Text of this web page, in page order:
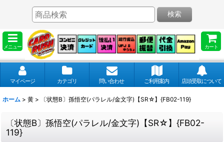
メニュー カート
検索
マイページ カテゴリ 問い合わせ ご利用案内 店頭受取について
ホーム > 黄 > 〔状態B〕孫悟空(パラレル/金文字)【SR☆】{FB02-119}
〔状態B〕孫悟空(パラレル/金文字)【SR☆】{FB02-
119}